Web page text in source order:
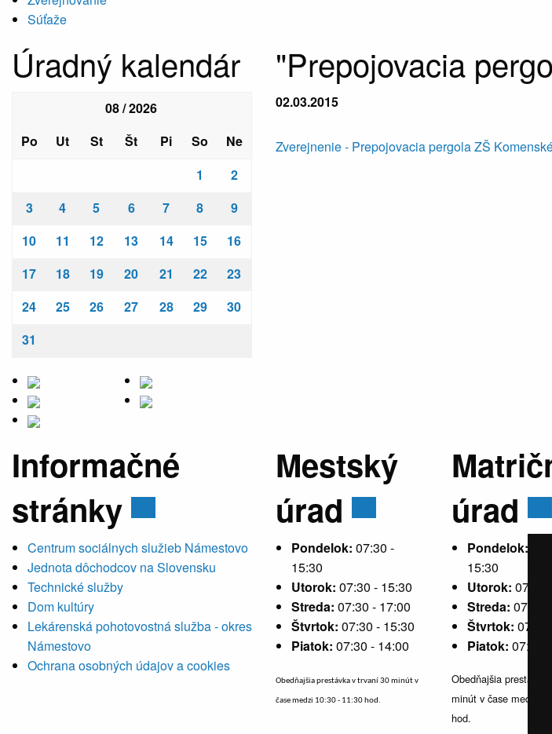
Súťaže
Úradný kalendár
08 / 2026
Po
Ut St Št Pi So
Ne
1
2
3
4 5 6 7 8
9
10
11 12 13 14 15
16
17
18 19 20 21 22
23
24
25 26 27 28 29
30
31
"Prepojovacia
02.03.2015
Zverejnenie - Prepojovacia pergola ZŠ
Informačné
stránky
Centrum sociálnych služieb Námestovo
Jednota dôchodcov na Slovensku
Technické služby
Dom kultúry
Lekárenská pohotovostná služba - okres
Námestovo
Ochrana osobných údajov a cookies
Mestský
úrad
Pondelok: 07:30 -
15:30
Utorok: 07:30 - 15:30
Streda: 07:30 - 17:00
Štvrtok: 07:30 - 15:30
Piatok: 07:30 - 14:00
Obedňajšia prestávka v trvaní 30 minút v
čase medzi 10:30 - 11:30 hod.
úrad
Pondelok:
15:30
Utorok: 07:30
Streda: 07:30 -
Štvrtok:
Piatok: 07:30
Obedňajšia prestávka
minút v čase medzi
hod.